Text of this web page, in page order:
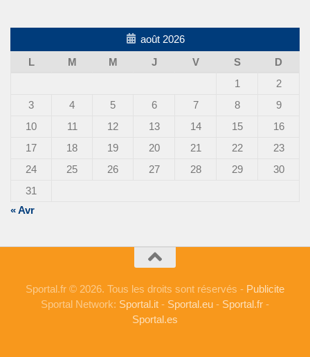
août 2026
L
M M J V S
D
1
2
3
4 5 6 7 8
9
10
11 12 13 14 15
16
17
18 19 20 21 22
23
24
25 26 27 28 29
30
31
« Avr
Sportal.fr © 2026. Tous les droits sont réservés - Publicite
Sportal Network: Sportal.it - Sportal.eu - Sportal.fr -
Sportal.es